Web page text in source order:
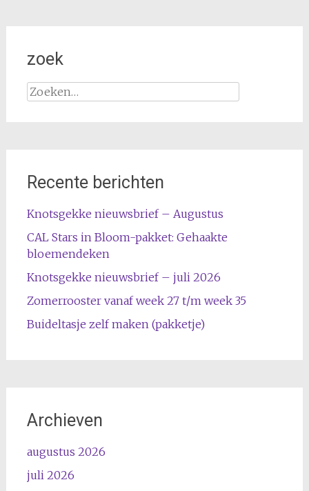
zoek
Zoeken
Recente berichten
Knotsgekke nieuwsbrief – Augustus
CAL Stars in Bloom-pakket: Gehaakte
bloemendeken
Knotsgekke nieuwsbrief – juli 2026
Zomerrooster vanaf week 27 t/m week 35
Buideltasje zelf maken (pakketje)
Archieven
augustus 2026
juli 2026